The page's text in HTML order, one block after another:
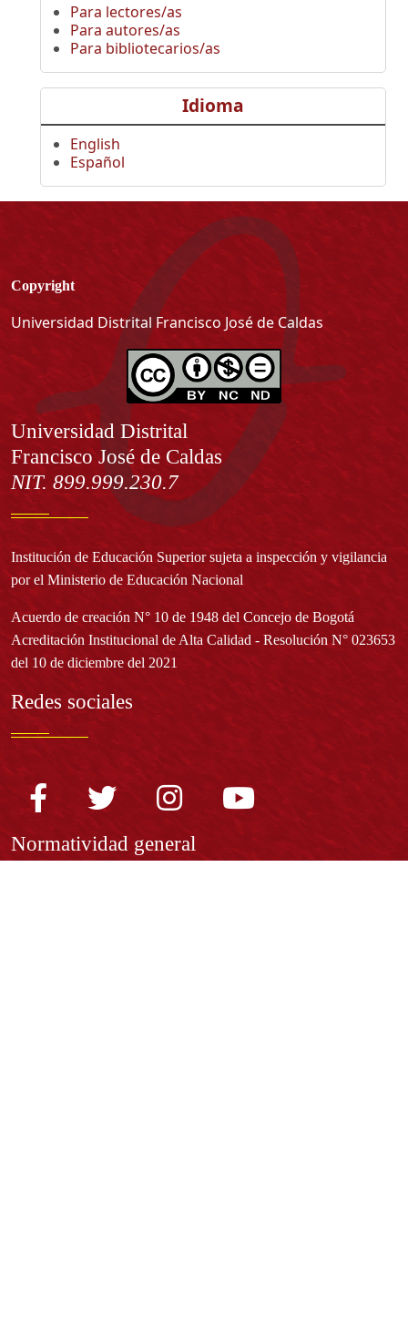
Para lectores/as
Para autores/as
Para bibliotecarios/as
Idioma
English
Español
Copyright
Universidad Distrital Francisco José de Caldas
Información
Universidad Distrital
Francisco José de Caldas
NIT. 899.999.230.7
Institución de Educación Superior sujeta a inspección y vigilancia
por el Ministerio de Educación Nacional
Acuerdo de creación N° 10 de 1948 del Concejo de Bogotá
Acreditación Institucional de Alta Calidad - Resolución N° 023653
del 10 de diciembre del 2021
Redes sociales
Normatividad general